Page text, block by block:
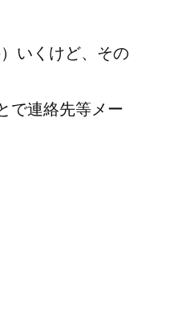
いくけど、その
で連絡先等メー